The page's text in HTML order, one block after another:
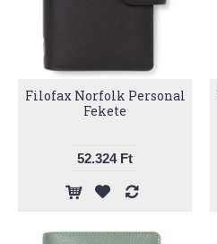
Filofax Norfolk Personal
Fekete
52.324 Ft